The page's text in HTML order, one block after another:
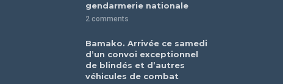
gendarmerie nationale
2 comments
Bamako. Arrivée ce samedi
d’un convoi exceptionnel
de blindés et d’autres
véhicules de combat